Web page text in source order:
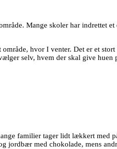
Mange skoler har indrettet
hvor I venter. Det er et
selv, hvem der skal give huen
familier tager lidt lækkert med
jordbær med chokolade, mens